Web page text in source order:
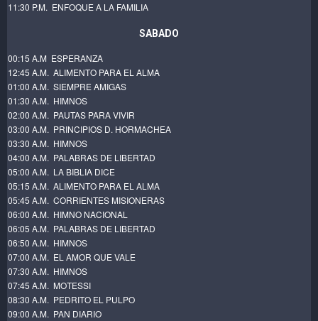
11:30 P.M. ENFOQUE A LA FAMILIA
SABADO
00:15 A.M ESPERANZA
12:45 A.M. ALIMENTO PARA EL ALMA
01:00 A.M. SIEMPRE AMIGAS
01:30 A.M. HIMNOS
02:00 A.M. PAUTAS PARA VIVIR
03:00 A.M. PRINCIPIOS D. HORMACHEA
03:30 A.M. HIMNOS
04:00 A.M. PALABRAS DE LIBERTAD
05:00 A.M. LA BIBLIA DICE
05:15 A.M. ALIMENTO PARA EL ALMA
05:45 A.M. CORRIENTES MISIONERAS
06:00 A.M. HIMNO NACIONAL
06:05 A.M. PALABRAS DE LIBERTAD
06:50 A.M. HIMNOS
07:00 A.M. EL AMOR QUE VALE
07:30 A.M. HIMNOS
07:45 A.M. MOTESSI
08:30 A.M. PEDRITO EL PULPO
09:00 A.M. PAN DIARIO